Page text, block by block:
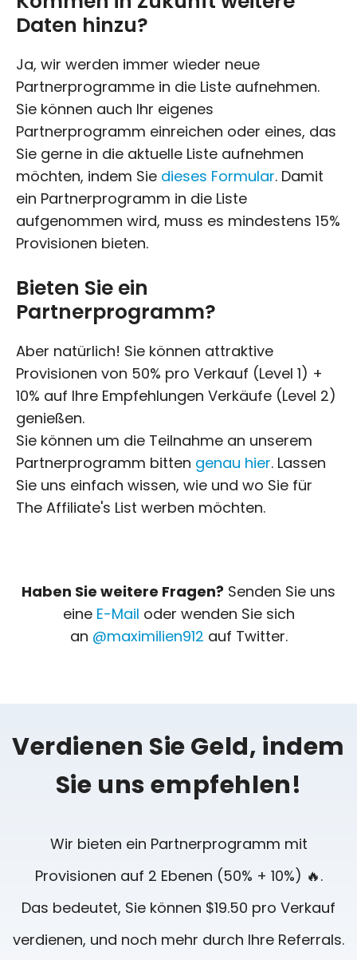
Daten hinzu?
Ja, wir werden immer wieder neue
Partnerprogramme in die Liste aufnehmen.
Sie können auch Ihr eigenes
Partnerprogramm einreichen oder eines, das
Sie gerne in die aktuelle Liste aufnehmen
möchten, indem Sie dieses Formular. Damit
ein Partnerprogramm in die Liste
aufgenommen wird, muss es mindestens 15%
Provisionen bieten.
Bieten Sie ein
Partnerprogramm?
Aber natürlich! Sie können attraktive
Provisionen von 50% pro Verkauf (Level 1) +
10% auf Ihre Empfehlungen Verkäufe (Level 2)
genießen.
Sie können um die Teilnahme an unserem
Partnerprogramm bitten genau hier. Lassen
Sie uns einfach wissen, wie und wo Sie für
The Affiliate's List werben möchten.
Haben Sie weitere Fragen? Senden Sie uns
eine E-Mail oder wenden Sie sich
an @maximilien912 auf Twitter.
Verdienen Sie Geld, indem
Sie uns empfehlen!
Wir bieten ein Partnerprogramm mit
Provisionen auf 2 Ebenen (50% + 10%) 🔥.
Das bedeutet, Sie können $19.50 pro Verkauf
verdienen, und noch mehr durch Ihre Referrals.